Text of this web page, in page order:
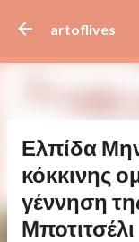
artoflives
Ελπίδα
κόκκινης
γέννηση
Μποτιτσέλι